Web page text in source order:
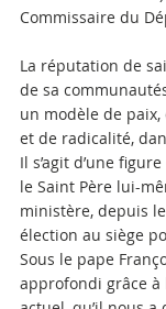
Commissaire du
La réputation de
de sa
un modèle de
et de radicalité,
Il s’agit d’une
le Saint Père lui-
ministère, depuis
élection au siège
Sous le pape
approfondi grâce à